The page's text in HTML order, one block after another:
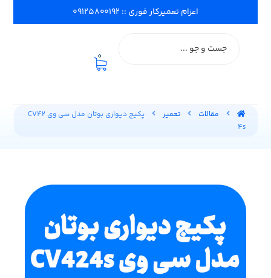
اعزام تعمیرکار فوری :: ۰۹۱۲۵۸۰۰۱۹۲
0
مقالات تعمیر
پکیج دیواری بوتان مدل سی وی CV42
4s